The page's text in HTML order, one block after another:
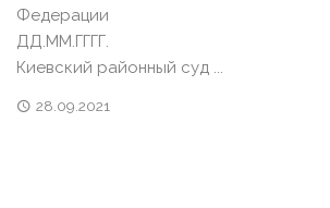
Федерации
ДД.ММ.ГГГГ.
Киевский районный суд ...
28.09.2021